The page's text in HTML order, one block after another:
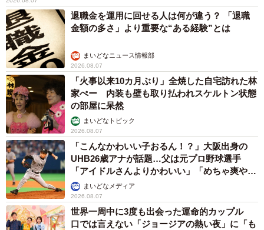
退職金を運用に回せる人は何が違う？ 「退職
金額の多さ」より重要な“ある経験”とは
まいどなニュース情報部
2026.08.07
「火事以来10カ月ぶり」全焼した自宅訪れた林
家ぺー 内装も壁も取り払われスケルトン状態
の部屋に呆然
まいどなトピック
2026.08.07
「こんなかわいい子おるん！？」大阪出身の
UHB26歳アナが話題…父は元プロ野球選手
「アイドルさんよりかわいい」「めちゃ爽や
か」まいどなメディア
2026.08.07
世界一周中に3度も出会った運命的カップル
口では言えない「ジョージアの熱い夜」に「も